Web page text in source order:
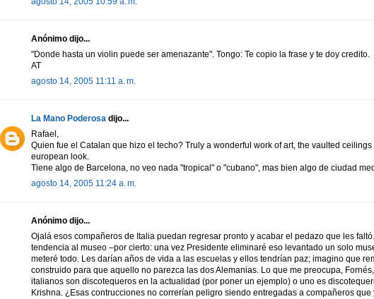
Anónimo dijo...
"Donde hasta un violin puede ser amenazante". Tongo: Te copio la frase y te doy credito.
AT
agosto 14, 2005 11:11 a. m.
La Mano Poderosa dijo...
Rafael,
Quien fue el Catalan que hizo el techo? Truly a wonderful work of art, the vaulted
european look.
Tiene algo de Barcelona, no veo nada "tropical" o "cubano", mas bien algo de ciudad
agosto 14, 2005 11:24 a. m.
Anónimo dijo...
Ojalá esos compañeros de Italia puedan regresar pronto y acabar el pedazo que les
tendencia al museo –por cierto: una vez Presidente eliminaré eso levantado un solo
meteré todo. Les darían años de vida a las escuelas y ellos tendrían paz; imagino que
construido para que aquello no parezca las dos Alemanias. Lo que me preocupa,
italianos son discotequeros en la actualidad (por poner un ejemplo) o uno es
Krishna. ¿Esas contrucciones no correrían peligro siendo entregadas a compañeros